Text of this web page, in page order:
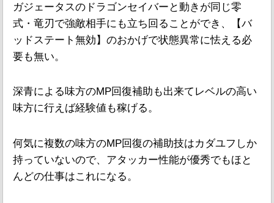
ガジェータスのドラゴンセイバーと動きが同じ零
式・竜刃で強敵相手にも立ち回ることができ、【バ
ッドステート無効】のおかげで状態異常に怯える必
要も無い。
深青による味方のMP回復補助も出来てレベルの高い
味方に行えば経験値も稼げる。
何気に複数の味方のMP回復の補助技はカダユフしか
持っていないので、アタッカー性能が優秀でもほと
んどの仕事はこれになる。